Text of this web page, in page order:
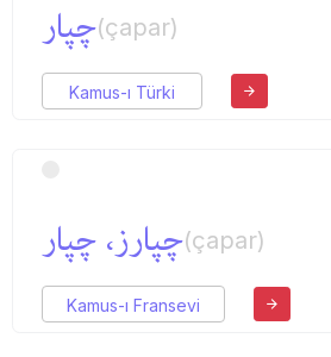
چپار(çapar)
Kamus-ı Türki
‌چپارز، چپار(çapar)
Kamus-ı Fransevi